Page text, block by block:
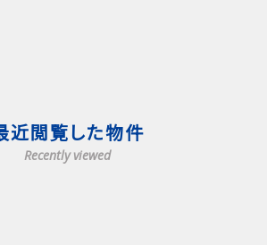
近閲覧した物件
Recently viewed